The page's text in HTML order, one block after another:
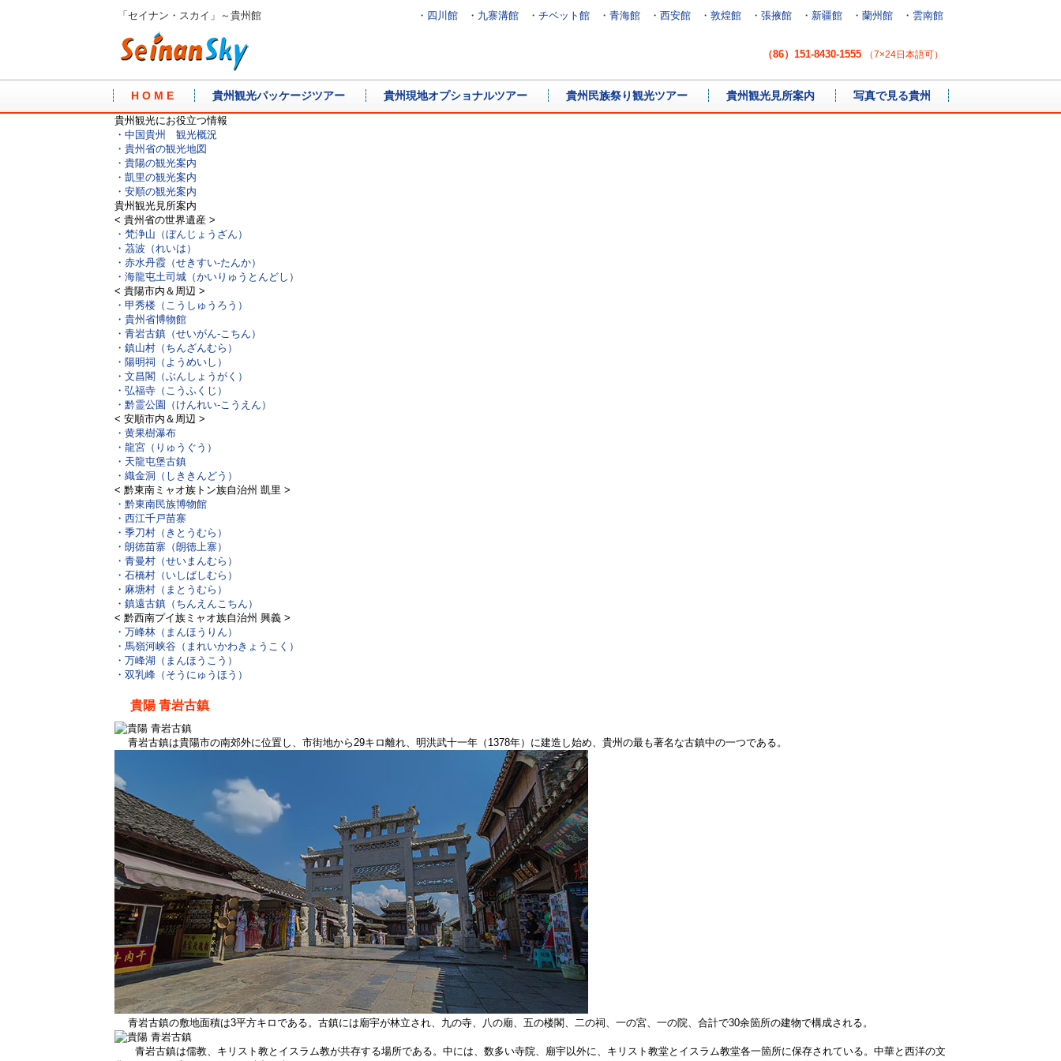
「セイナン・スカイ」～貴州館 ・四川館 ・九寨溝館 ・チベット館 ・青海館 ・西安館 ・敦煌館 ・張掖館 ・新疆館 ・蘭州館 ・雲南館
（86）151-8430-1555 （7×24日本語可）
H O M E 貴州観光パッケージツアー 貴州現地オプショナルツアー 貴州民族祭り観光ツアー 貴州観光見所案内 写真で見る貴州
貴州観光にお役立つ情報
・中国貴州 観光概況
・貴州省の観光地図
・貴陽の観光案内
・凱里の観光案内
・安順の観光案内
貴州観光見所案内
< 貴州省の世界遺産 >
・梵浄山（ぼんじょうざん）
・茘波（れいは）
・赤水丹霞（せきすい-たんか）
・海龍屯土司城（かいりゅうとんどし）
< 貴陽市内＆周辺 >
・甲秀楼（こうしゅうろう）
・貴州省博物館
・青岩古鎮（せいがん-こちん）
・鎮山村（ちんざんむら）
・陽明祠（ようめいし）
・文昌閣（ぶんしょうがく）
・弘福寺（こうふくじ）
・黔霊公園（けんれい-こうえん）
< 安順市内＆周辺 >
・黄果樹瀑布
・龍宮（りゅうぐう）
・天龍屯堡古鎮
・織金洞（しききんどう）
< 黔東南ミャオ族トン族自治州 凱里 >
・黔東南民族博物館
・西江千戸苗寨
・季刀村（きとうむら）
・朗徳苗寨（朗徳上寨）
・青曼村（せいまんむら）
・石橋村（いしばしむら）
・麻塘村（まとうむら）
・鎮遠古鎮（ちんえんこちん）
< 黔西南プイ族ミャオ族自治州 興義 >
・万峰林（まんほうりん）
・馬嶺河峡谷（まれいかわきょうこく）
・万峰湖（まんほうこう）
・双乳峰（そうにゅうほう）
貴陽 青岩古鎮
青岩古鎮は貴陽市の南郊外に位置し、市街地から29キロ離れ、明洪武十一年（1378年）に建造し始め、貴州の最も著名な古鎮中の一つである。
青岩古鎮の敷地面積は3平方キロである。古鎮には廟宇が林立され、九の寺、八の廟、五の楼閣、二の祠、一の宮、一の院、合計で30余箇所の建物で構成される。
青岩古鎮は儒教、キリスト教とイスラム教が共存する場所である。中には、数多い寺院、廟宇以外に、キリスト教堂とイスラム教堂各一箇所に保存されている。中華と西洋の文